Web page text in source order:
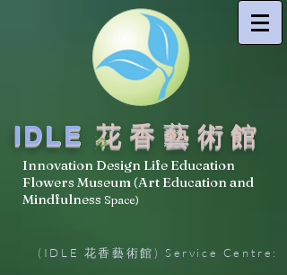
IDLE 花香藝術館
Innovation Design Life Education
Flowers Museum (Art Education and
Mindfulness Space)
(IDLE 花香藝術館) Service Centre: